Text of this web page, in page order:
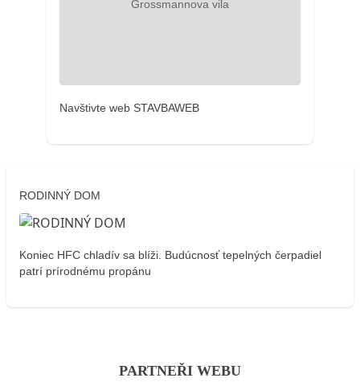
Navštivte web STAVBAWEB
RODINNÝ DOM
Koniec HFC chladív sa blíži. Budúcnosť tepelných čerpadiel
patrí prírodnému propánu
PARTNEŘI WEBU